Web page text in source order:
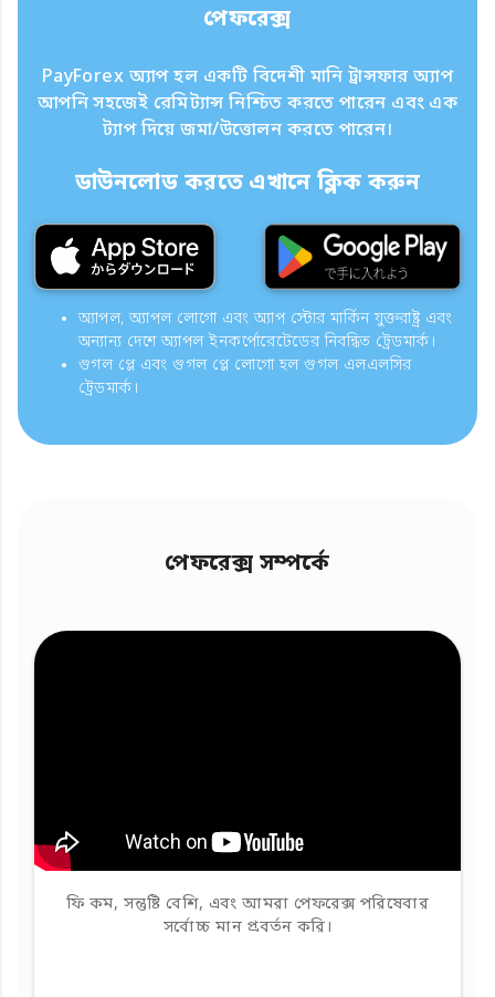
পেফরেক্স
PayForex অ্যাপ হল একটি বিদেশী মানি ট্রান্সফার অ্যাপ
আপনি সহজেই রেমিট্যান্স নিশ্চিত করতে পারেন এবং এক
ট্যাপ দিয়ে জমা/উত্তোলন করতে পারেন।
ডাউনলোড করতে এখানে ক্লিক করুন
অ্যাপল, অ্যাপল লোগো এবং অ্যাপ স্টোর মার্কিন যুক্তরাষ্ট্র এবং
অন্যান্য দেশে অ্যাপল ইনকর্পোরেটেডের নিবন্ধিত ট্রেডমার্ক।
গুগল প্লে এবং গুগল প্লে লোগো হল গুগল এলএলসির
ট্রেডমার্ক।
পেফরেক্স সম্পর্কে
ফি কম, সন্তুষ্টি বেশি, এবং আমরা পেফরেক্স পরিষেবার
সর্বোচ্চ মান প্রবর্তন করি।